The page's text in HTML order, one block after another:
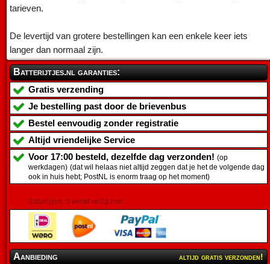
tarieven.
De levertijd van grotere bestellingen kan een enkele keer iets
langer dan normaal zijn.
Batterijtjes.nl garanties:
Gratis verzending
Je bestelling past door de brievenbus
Bestel eenvoudig zonder registratie
Altijd vriendelijke Service
Voor 17:00 besteld, dezelfde dag verzonden! (op
werkdagen) (dat wil helaas niet altijd zeggen dat je het de volgende dag
ook in huis hebt; PostNL is enorm traag op het moment)
Batterijtjes.nl werkt veilig met:
Aanbieding altijd gratis verzonden!